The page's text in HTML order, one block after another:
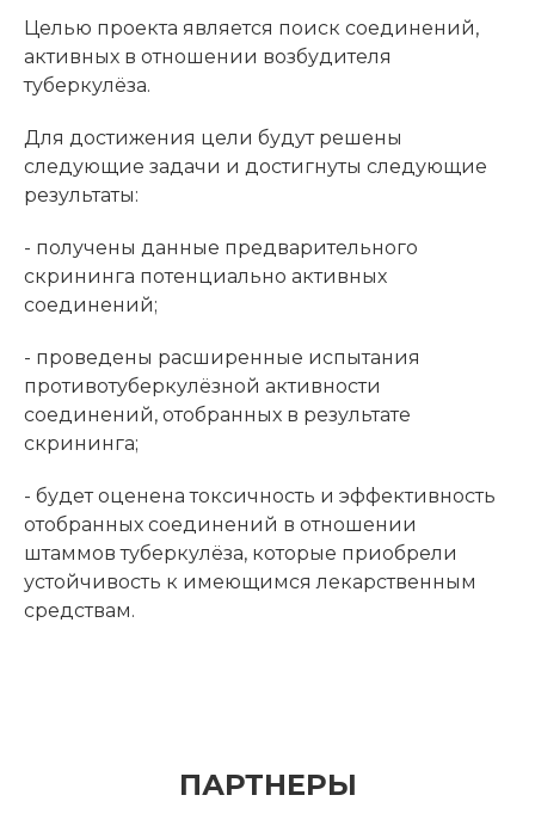
Целью проекта является поиск соединений,
активных в отношении возбудителя
туберкулёза.
Для достижения цели будут решены
следующие задачи и достигнуты следующие
результаты:
- получены данные предварительного
скрининга потенциально активных
соединений;
- проведены расширенные испытания
противотуберкулёзной активности
соединений, отобранных в результате
скрининга;
- будет оценена токсичность и эффективность
отобранных соединений в отношении
штаммов туберкулёза, которые приобрели
устойчивость к имеющимся лекарственным
средствам.
ПАРТНЕРЫ